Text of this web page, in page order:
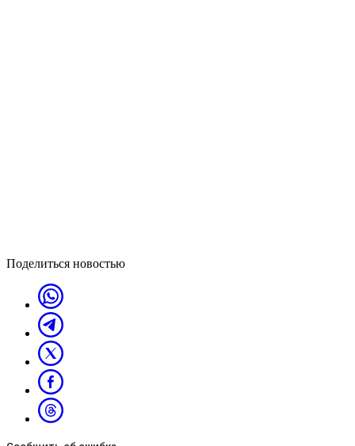
Поделиться новостью